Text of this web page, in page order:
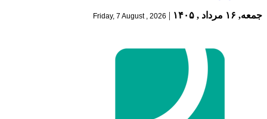
جمعه, ۱۶ مرداد , ۱۴۰۵ |
Friday, 7 August , 2026